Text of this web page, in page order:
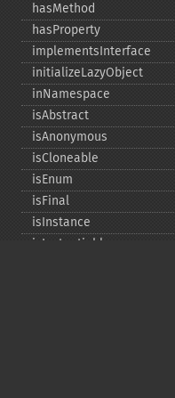
hasMethod
hasProperty
implementsInterface
initializeLazyObject
inNamespace
isAbstract
isAnonymous
isCloneable
isEnum
isFinal
isInstance
isInstantiable